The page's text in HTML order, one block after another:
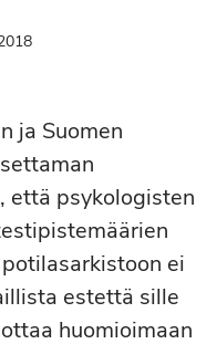
ja Suomen
että psykologisten
ei
estettä sille
huomioimaan